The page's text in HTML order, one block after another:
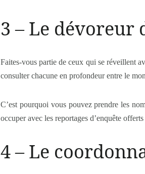
3 – Le dévoreur
Faites-vous partie de ceux qui se réveillent
consulter chacune en profondeur entre le
C’est pourquoi vous pouvez prendre les
occuper avec les reportages d’enquête
4 – Le